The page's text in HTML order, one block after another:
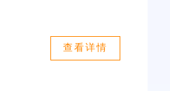
查看详情